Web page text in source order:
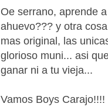
Oe serrano, aprende
ahuevo??? y otra
mas original, las
glorioso muni... asi
ganar ni a tu vieja...
Vamos Boys Carajo!!!!